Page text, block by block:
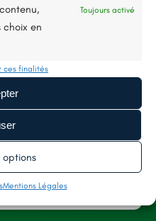
choix en
Toujours activé
ces finalités
options
Mentions Légales
26 70
AIDES
À PROPOS
NOS RÉALISATIONS
RECRUTEMENT